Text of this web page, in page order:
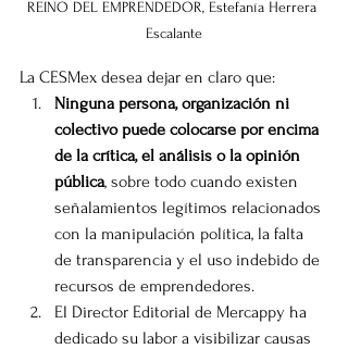
REINO DEL EMPRENDEDOR, Estefanía Herrera
Escalante
La CESMex desea dejar en claro que:
Ninguna persona, organización ni
colectivo puede colocarse por encima
de la crítica, el análisis o la opinión
pública, sobre todo cuando existen
señalamientos legítimos relacionados
con la manipulación política, la falta
de transparencia y el uso indebido de
recursos de emprendedores.
El Director Editorial de Mercappy ha
dedicado su labor a visibilizar causas